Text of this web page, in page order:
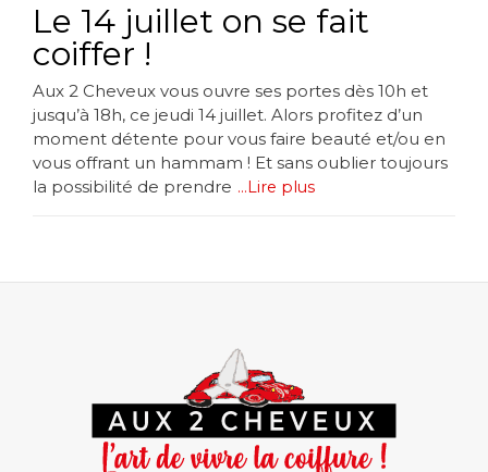
Le 14 juillet on se fait
coiffer !
Aux 2 Cheveux vous ouvre ses portes dès 10h et
jusqu’à 18h, ce jeudi 14 juillet. Alors profitez d’un
moment détente pour vous faire beauté et/ou en
vous offrant un hammam ! Et sans oublier toujours
la possibilité de prendre ...Lire plus